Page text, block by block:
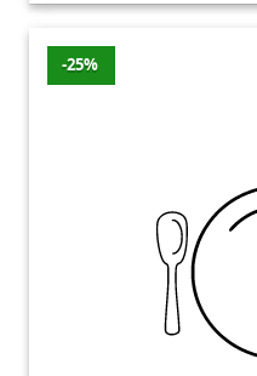
-25%